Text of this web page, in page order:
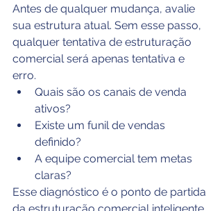
Antes de qualquer mudança, avalie
sua estrutura atual. Sem esse passo,
qualquer tentativa de estruturação
comercial será apenas tentativa e
erro.
Quais são os canais de venda
ativos?
Existe um funil de vendas
definido?
A equipe comercial tem metas
claras?
Esse diagnóstico é o ponto de partida